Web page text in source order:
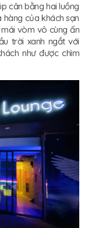
cân bằng hai luồng
của khách sạn
vòm vô cùng ấn
trời xanh ngắt với
như được chìm